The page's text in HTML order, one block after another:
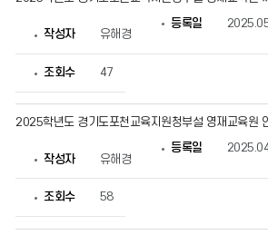
작성자 유해경
등록일
조회수 47
작성자 유해경
등록일
조회수 58